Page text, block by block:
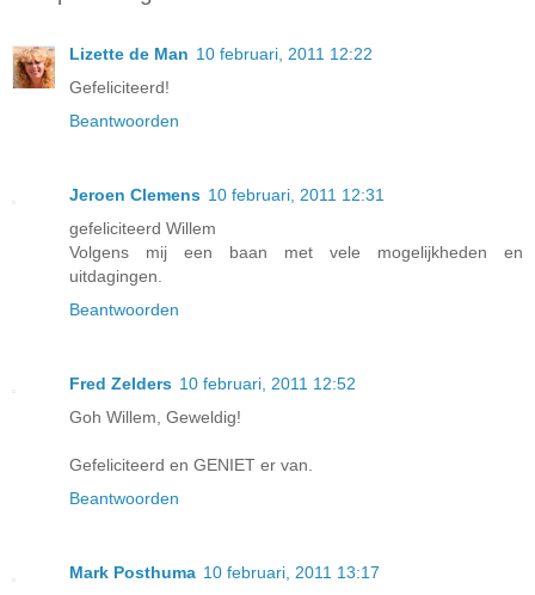
Lizette de Man 10 februari, 2011 12:22
Gefeliciteerd!
Beantwoorden
Jeroen Clemens 10 februari, 2011 12:31
gefeliciteerd Willem
Volgens mij een baan met vele mogelijkheden en
uitdagingen.
Beantwoorden
Fred Zelders 10 februari, 2011 12:52
Goh Willem, Geweldig!
Gefeliciteerd en GENIET er van.
Beantwoorden
Mark Posthuma 10 februari, 2011 13:17